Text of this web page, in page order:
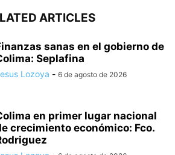
ARTICLES
sanas en el gobierno de
Seplafina
Lozoya - 6 de agosto de 2026
en primer lugar nacional
crecimiento económico: Fco.